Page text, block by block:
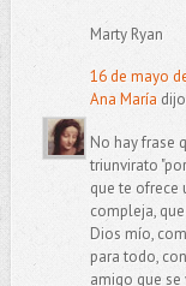
Marty Ryan
16 de mayo
Ana María
No hay frase
triunvirato
que te ofrece
compleja,
Dios mío,
para todo,
amigo que